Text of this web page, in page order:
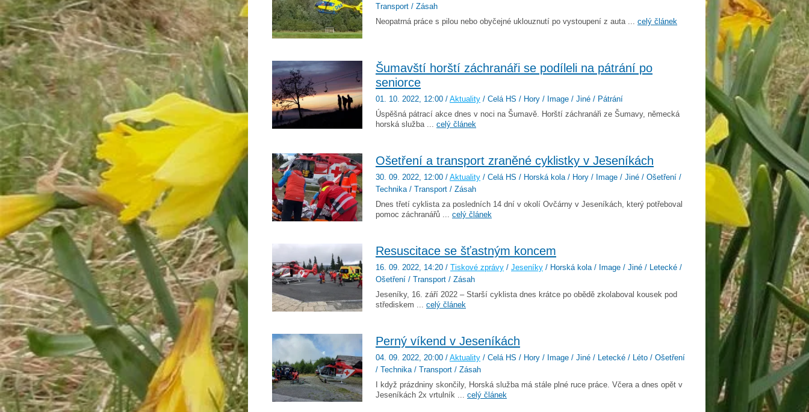
Transport / Zásah
Neopatrná práce s pilou nebo obyčejné uklouznutí po vystoupení z auta ... celý článek
Šumavští horští záchranáři se podíleli na pátrání po
seniorce
01. 10. 2022, 12:00 / Aktuality / Celá HS / Hory / Image / Jiné / Pátrání
Úspěšná pátrací akce dnes v noci na Šumavě. Horští záchranáři ze Šumavy, německá
horská služba ... celý článek
Ošetření a transport zraněné cyklistky v Jeseníkách
30. 09. 2022, 12:00 / Aktuality / Celá HS / Horská kola / Hory / Image / Jiné / Ošetření /
Technika / Transport / Zásah
Dnes třetí cyklista za posledních 14 dní v okolí Ovčárny v Jeseníkách, který potřeboval
pomoc záchranářů ... celý článek
Resuscitace se šťastným koncem
16. 09. 2022, 14:20 / Tiskové zprávy / Jeseníky / Horská kola / Image / Jiné / Letecké /
Ošetření / Transport / Zásah
Jeseníky, 16. září 2022 – Starší cyklista dnes krátce po obědě zkolaboval kousek pod
střediskem ... celý článek
Perný víkend v Jeseníkách
04. 09. 2022, 20:00 / Aktuality / Celá HS / Hory / Image / Jiné / Letecké / Léto / Ošetření
/ Technika / Transport / Zásah
I když prázdniny skončily, Horská služba má stále plné ruce práce. Včera a dnes opět v
Jeseníkách 2x vrtulník ... celý článek